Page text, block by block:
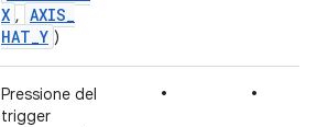
X , AXIS_
HAT_Y )
Pressione del
trigger
• •